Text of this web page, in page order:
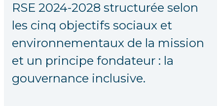
RSE 2024-2028 structurée selon
les cinq objectifs sociaux et
environnementaux de la mission
et un principe fondateur : la
gouvernance inclusive.